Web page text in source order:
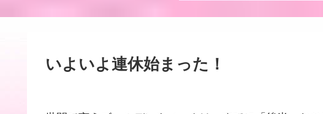
いよいよ連休始まった！